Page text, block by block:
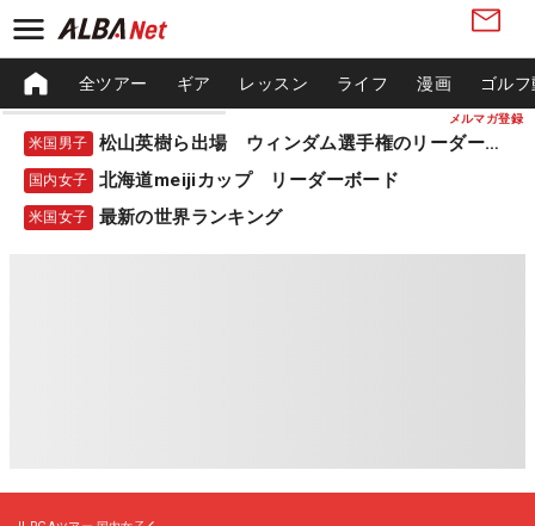
メルマガ登録
全ツアー ギア レッスン ライフ 漫画 ゴル
米国男子 松山英樹ら出場 ウィンダム選手権のリーダーボード
国内女子 北海道meijiカップ リーダーボード
米国女子 最新の世界ランキング